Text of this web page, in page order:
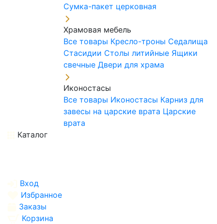
Сумка-пакет церковная
Храмовая мебель
Все товары Кресло-троны Седалища
Стасидии Столы литийные Ящики
свечные Двери для храма
Иконостасы
Все товары Иконостасы Карниз для
завесы на царские врата Царские
врата
Каталог
Вход
Избранное
Заказы
Корзина